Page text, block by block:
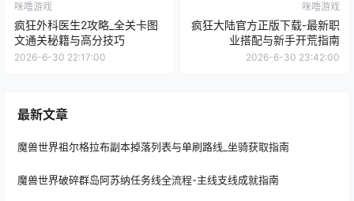
咪噜游戏
疯狂外科医生2攻略_全关卡图
文通关秘籍与高分技巧
2026-6-30 22:17:00
咪噜游戏
疯狂大陆官方正版下载-最新职
业搭配与新手开荒指南
2026-6-30 23:42:00
最新文章
魔兽世界祖尔格拉布副本掉落列表与单刷路线_坐骑获取指南
魔兽世界破碎群岛阿苏纳任务线全流程-主线支线成就指南